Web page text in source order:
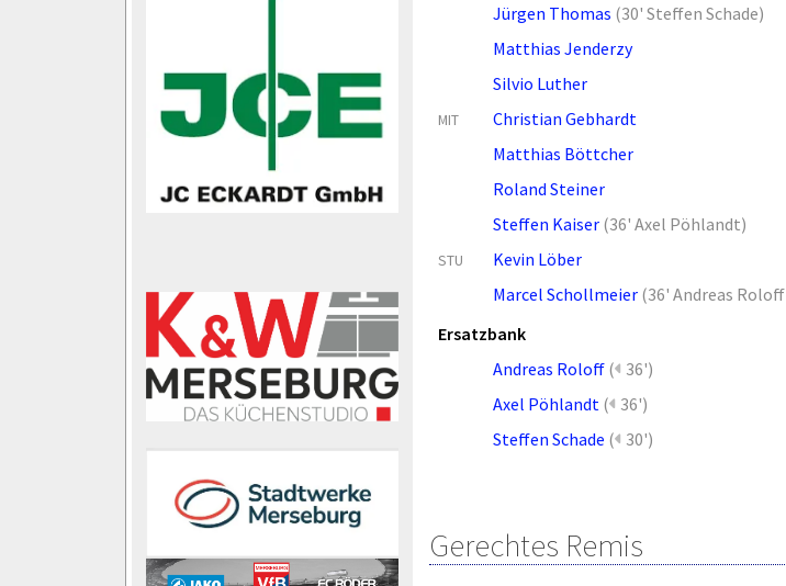
Jürgen Thomas (30' Steffen Schade)
Matthias Jenderzy
Silvio Luther
MIT
Christian Gebhardt
Matthias Böttcher
Roland Steiner
Steffen Kaiser (36' Axel Pöhlandt)
STU
Kevin Löber
Marcel Schollmeier (36' Andreas Roloff
Ersatzbank
Andreas Roloff ( 36')
Axel Pöhlandt ( 36')
Steffen Schade ( 30')
Gerechtes Remis